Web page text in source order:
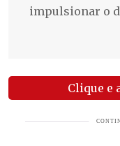
impulsionar o
Clique e